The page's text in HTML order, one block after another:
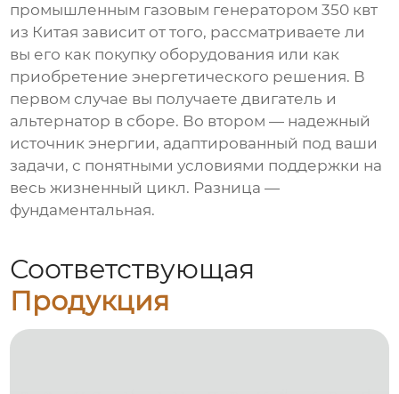
промышленным газовым генератором 350 квт
из Китая зависит от того, рассматриваете ли
вы его как покупку оборудования или как
приобретение энергетического решения. В
первом случае вы получаете двигатель и
альтернатор в сборе. Во втором — надежный
источник энергии, адаптированный под ваши
задачи, с понятными условиями поддержки на
весь жизненный цикл. Разница —
фундаментальная.
Соответствующая
Продукция